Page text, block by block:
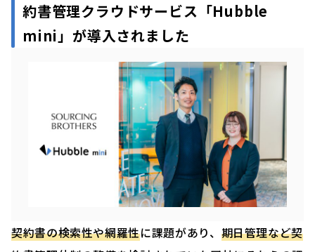
約書管理クラウドサービス「Hubble
mini」が導入されました
契約書の検索性や網羅性に課題があり、 期日管理など契